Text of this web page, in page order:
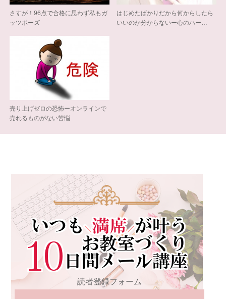
さすが！96点で合格に思わず私もガ
ッツポーズ
はじめたばかりだから何からしたら
いいのか分からないー心のハー…
売り上げゼロの恐怖ーオンラインで
売れるものがない苦悩
読者登録フォーム